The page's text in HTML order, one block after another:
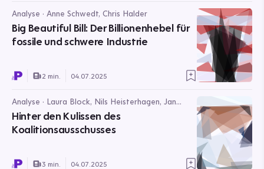
Analyse · Anne Schwedt, Chris Halder
Big Beautiful Bill: Der Billionenhebel für
fossile und schwere Industrie
2 min. 04.07.2025
Analyse · Laura Block, Nils Heisterhagen, Jan
Schroeder
Hinter den Kulissen des
Koalitionsausschusses
3 min. 04.07.2025